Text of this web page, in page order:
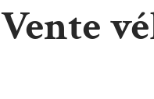
Vente